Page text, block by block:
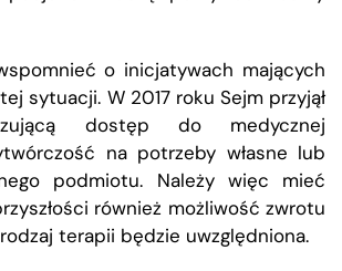
o inicjatywach mających
sytuacji. W 2017 roku Sejm przyjął
dostęp do medycznej
na potrzeby własne lub
podmiotu. Należy więc mieć
również możliwość zwrotu
terapii będzie uwzględniona.